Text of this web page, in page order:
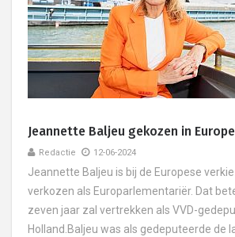
Jeannette Baljeu gekozen in
Redactie 12-06-2024
Jeannette Baljeu is bij de Europese
verkozen als Europarlementariër. Dat
zeven jaar zal vertrekken als VVD-
Holland.Baljeu was als gedeputeerde de